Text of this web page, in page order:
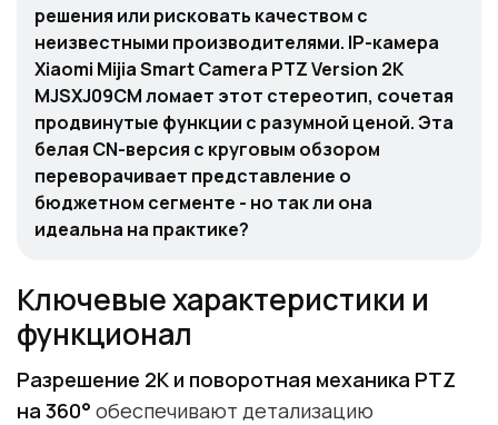
решения или рисковать качеством с
неизвестными производителями. IP-камера
Xiaomi Mijia Smart Camera PTZ Version 2K
MJSXJ09CM ломает этот стереотип, сочетая
продвинутые функции с разумной ценой. Эта
белая CN-версия с круговым обзором
переворачивает представление о
бюджетном сегменте - но так ли она
идеальна на практике?
Ключевые характеристики и
функционал
Разрешение 2K и поворотная механика PTZ
на 360° обеспечивают детализацию